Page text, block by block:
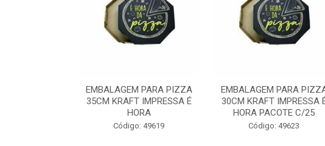
EMBALAGEM PARA PIZZA
35CM KRAFT IMPRESSA É
HORA
Código: 49619
EMBALAGEM PARA
30CM KRAFT IMPRESSA
HORA PACOTE C/25
Código: 49623